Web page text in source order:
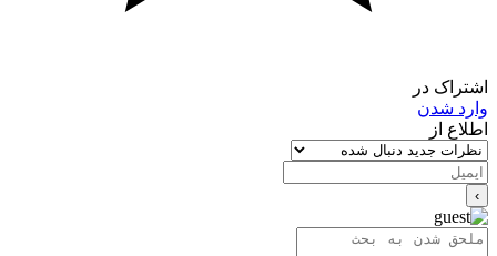
اشتراک در
وارد شدن
اطلاع از